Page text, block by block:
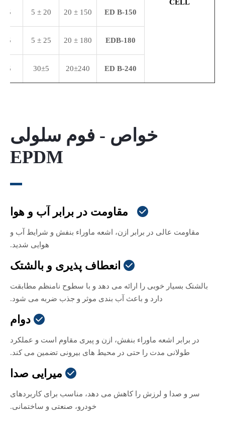
CELL
ED B-150
150 ± 20
20 ± 5
45 ± 10
EDB-180
180 ± 20
25 ± 5
35 ± 10
ED B-240
20±240
30±5
45 ± 10
خواص - فوم سلولی
EPDM
 مقاومت در برابر آب و هوا
مقاومت عالی در برابر ازن، اشعه ماوراء بنفش و شرایط آب و
هوایی شدید.
 انعطاف پذیری و بالشتک
بالشتک بسیار خوبی را ارائه می دهد و با سطوح نامنظم مطابقت
دارد و باعث آب بندی موثر و جذب ضربه می شود.
 دوام
در برابر اشعه ماوراء بنفش، ازن و پیری مقاوم است و عملکرد
طولانی مدت را حتی در محیط های بیرونی تضمین می کند.
 میرایی صدا
سر و صدا و لرزش را کاهش می دهد، مناسب برای کاربردهای
خودرو، صنعتی و ساختمانی.